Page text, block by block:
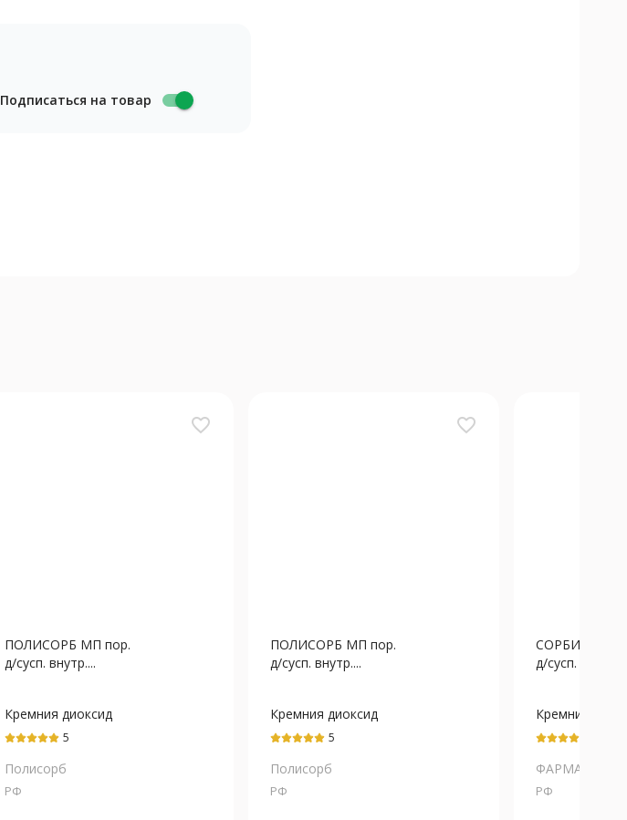
Подписаться на товар
favorite_border
ПОЛИСОРБ МП пор.
д/сусп. внутр....
Кремния диоксид
коллоидный
5
Полисорб
РФ
favorite_border
ПОЛИСОРБ МП пор.
д/сусп. внутр....
Кремния диоксид
коллоидный
5
Полисорб
РФ
СОРБИПОЛ
д/сусп. внутр....
Кремния
коллоидный
ФАРМАКОР
РФ